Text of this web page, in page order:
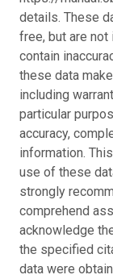
details. These
free, but are
contain
these data
including
particular
accuracy,
information.
use of these
strongly
comprehend
acknowledge
the specified
data were